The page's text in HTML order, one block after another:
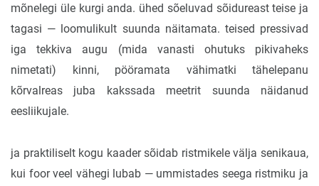
mõnelegi üle kurgi anda. ühed sõeluvad sõidureast teise ja
tagasi — loomulikult suunda näitamata. teised pressivad
iga tekkiva augu (mida vanasti ohutuks pikivaheks
nimetati) kinni, pööramata vähimatki tähelepanu
kõrvalreas juba kakssada meetrit suunda näidanud
eesliikujale.
ja praktiliselt kogu kaader sõidab ristmikele välja senikaua,
kui foor veel vähegi lubab — ummistades seega ristmiku ja